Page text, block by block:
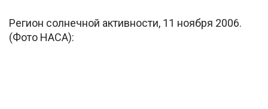
Регион солнечной активности, 11 ноября 2006.
(Фото НАСА):